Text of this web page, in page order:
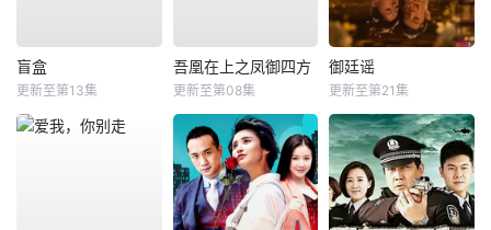
盲盒
更新至第13集
吾凰在上之凤御四方
更新至第08集
御廷谣
更新至第21集